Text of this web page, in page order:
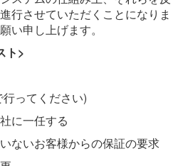
行させていただくことになりま
い申し上げます。
ト>
行ってください)
に一任する
ないお客様からの保証の要求